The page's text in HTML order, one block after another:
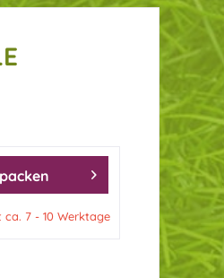
ca. 7 - 10 Werktage